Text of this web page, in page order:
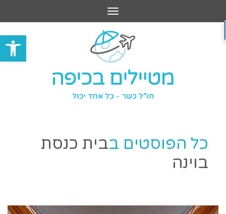
פתח
תפריט
כל הפוסטים בבית כנסת
בוינה